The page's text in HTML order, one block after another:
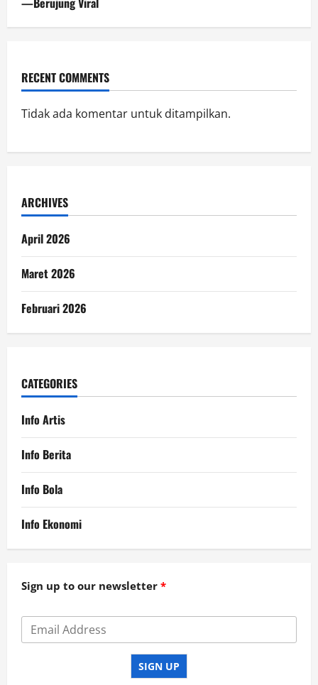
RECENT COMMENTS
Tidak ada komentar untuk ditampilkan.
ARCHIVES
April 2026
Maret 2026
Februari 2026
CATEGORIES
Info Artis
Info Berita
Info Bola
Info Ekonomi
Sign up to our newsletter
SIGN UP